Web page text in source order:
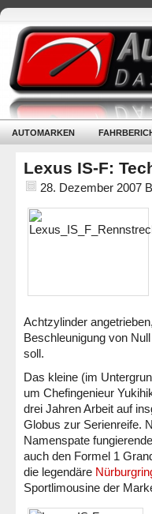
AUTOMARKEN
Lexus IS-F:
28. Dezember 2007
Achtzylinder
Beschleunigung von
soll.
Das kleine (im
um Chefingenieur
drei Jahren Arbeit auf
Globus zur Serienreife.
Namenspate
auch den Formel 1
die legendäre
Sportlimousine der